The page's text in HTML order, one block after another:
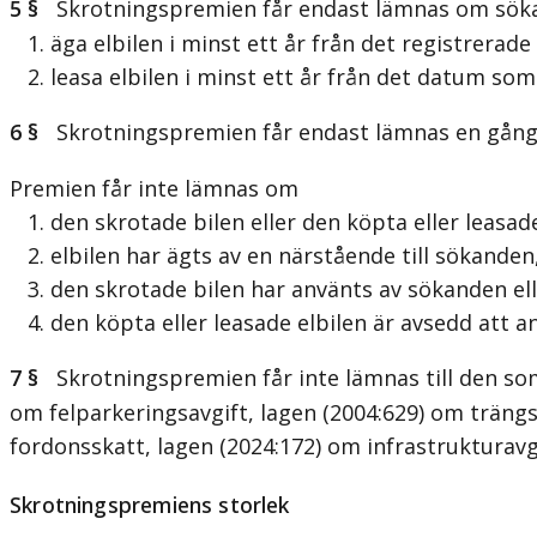
5 § Skrotningspremien får endast lämnas om
1. äga elbilen i minst ett år från det
2. leasa elbilen i minst ett år från det datum
6 § Skrotningspremien får endast lämnas en
Premien får inte lämnas om
1. den skrotade bilen eller den köpta eller
2. elbilen har ägts av en närstående till
3. den skrotade bilen har använts av sökanden
4. den köpta eller leasade elbilen är avsedd att
7 § Skrotningspremien får inte lämnas till den
om felparkeringsavgift, lagen (2004:629) om
fordonsskatt, lagen (2024:172) om
Skrotningspremiens storlek